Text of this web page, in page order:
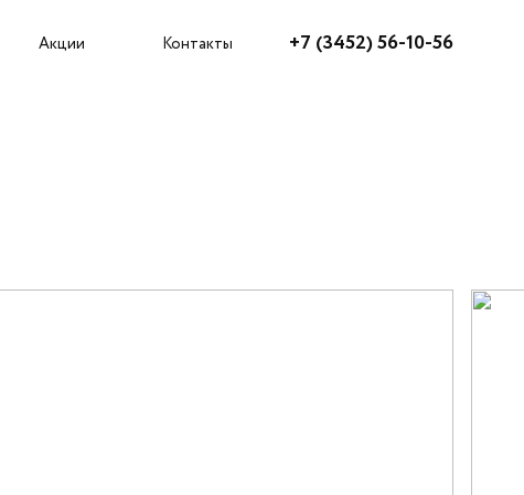
Акции Контакты +7 (3452) 56-10-56
Агентам